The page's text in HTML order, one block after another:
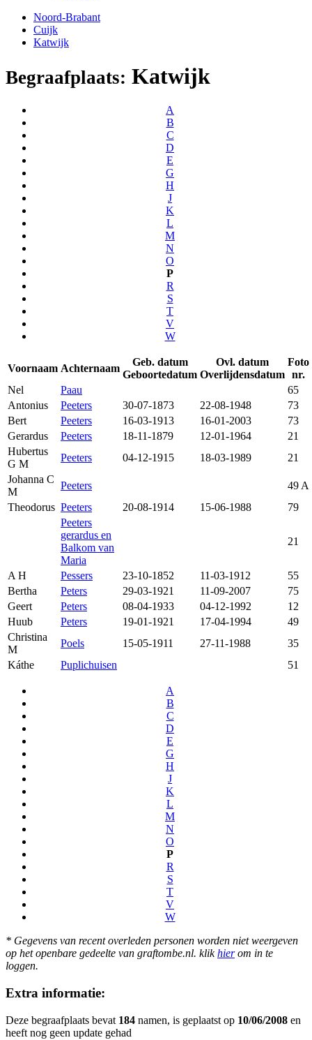
Noord-Brabant
Cuijk
Katwijk
Begraafplaats: Katwijk
A
B
C
D
E
G
H
J
K
L
M
N
O
P
R
S
T
V
W
Voornaam Achternaam
Geb. datum
Geboortedatum
Ovl. datum
Overlijdensdatum
Foto
nr.
Nel
Paau
65
Antonius
Peeters 30-07-1873 22-08-1948
73
Bert
Peeters 16-03-1913 16-01-2003
73
Gerardus
Peeters 18-11-1879 12-01-1964
21
Hubertus
G M
Peeters 04-12-1915 18-03-1989
21
Johanna C
M
Peeters
49 A
Theodorus Peeters 20-08-1914 15-06-1988
79
Peeters
gerardus en
Balkom van
Maria
21
A H Pessers 23-10-1852 11-03-1912
55
Bertha
Peters 29-03-1921 11-09-2007
75
Geert
Peters 08-04-1933 04-12-1992
12
Huub
Peters 19-01-1921 17-04-1994
49
Christina
M
Poels 15-05-1911 27-11-1988
35
Káthe
Puplichuisen 51
A
B
C
D
E
G
H
J
K
L
M
N
O
P
R
S
T
V
W
* Gegevens van recent overleden personen worden niet weergeven
op het openbare gedeelte van graftombe.nl. klikhierom in te
loggen.
Extra informatie:
Deze begraafplaats bevat 184 namen, is geplaatst op 10/06/2008 en
heeft nog geen update gehad